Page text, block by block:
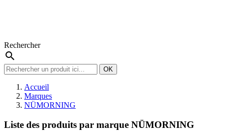
Rechercher
search
OK
Accueil
Marques
NÜMORNING
Liste des produits par marque NÜMORNING